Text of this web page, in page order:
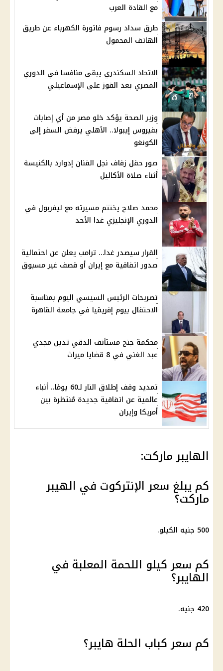
مع القادة العرب
طرق سداد رسوم فاتورة الكهرباء عن طريق
الهاتف المحمول
الاتحاد السكندري يبقى منافسا في الدوري
المصري بعد الفوز على الإسماعيلي
وزير الصحة يؤكد خلو مصر من أي إصابات
بفيروس إيبولا.. الأهلي يرفض السفر إلى
الكونغو
صور حفل زفاف نجل الفنان إدوارد بالكنيسة
أثناء صلاة الأكاليل
محمد صلاح يختتم مسيرته مع ليفربول في
الدوري الإنجليزي غدا الأحد
القرار سيصدر غدا… ترامب يعلن عن احتمالية
صدور اتفاقية مع إيران أو قصف غير مسبوق
تصريحات الرئيس السيسي اليوم بمناسبة
الاحتفال بيوم إفريقيا في جامعة القاهرة
محكمة جنح مستأنف الدقي تدين مجدي
عبد الغني في 8 قضايا ميراث
تمديد وقف إطلاق النار لـ60 يومًا.. أنباء
عالمية عن اتفاقية جديدة مُنتظرة بين
أمريكا وإيران
الهايبر ماركت:
كم يبلغ سعر الإنتركوت في الهيبر
ماركت؟
500 جنيه الكيلو.
كم سعر كيلو اللحمة المعلبة في
الهايبر؟
420 جنيه.
كم سعر كباب الحلة هايبر؟